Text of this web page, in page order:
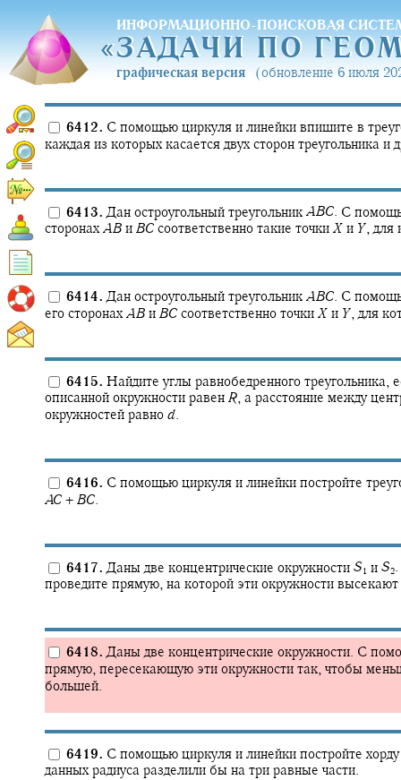
ИНФОРМАЦИОННО-ПОИСКОВАЯ
«ЗАДАЧИ ПО
«ЗАДАЧИ ПО
графическая версия (обновление 6 июля
6412. С помощью циркуля и линейки впишите в
каждая из которых касается двух сторон треугольника и
6413. Дан остроугольный треугольник ABC. С
сторонах AB и BC соответственно такие точки X и Y,для
6414. Дан остроугольный треугольник ABC. С
его сторонах AB и BC соответственно точки X и Y,для
6415. Найдите углы равнобедренного треугольника,
описанной окружности равен R, а расстояние между
окружностей равно d.
6416. С помощью циркуля и линейки постройте
AC + BC.
6417. Даны две концентрические окружности S 1 и S2.
проведите прямую, на которой эти окружности
6418. Даны две концентрические окружности. С
прямую, пересекающую эти окружности так, чтобы
большей.
6419. С помощью циркуля и линейки постройте
данных радиуса разделили бы на три равные части.